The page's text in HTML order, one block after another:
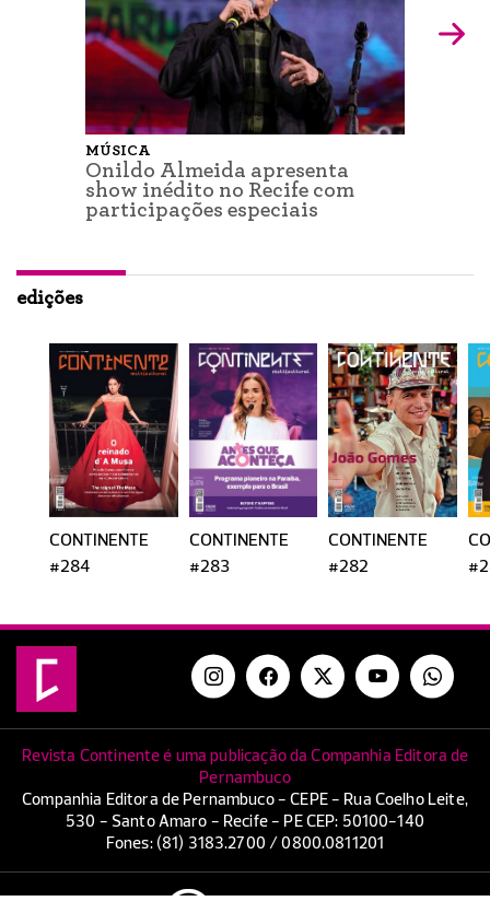
MÚSICA
Onildo Almeida apresenta
show inédito no Recife com
participações especiais
edições
CONTINENTE
#284
CONTINENTE
#283
CONTINENTE
#282
Revista Continente é uma publicação da Companhia Editora de
Pernambuco
Companhia Editora de Pernambuco - CEPE - Rua Coelho Leite,
530 - Santo Amaro - Recife - PE CEP: 50100-140
Fones: (81) 3183.2700 / 0800.0811201